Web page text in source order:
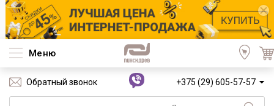
Меню
Обратный звонок +375 (29) 605-57-57